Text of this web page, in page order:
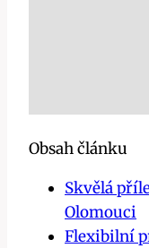
Obsah článku
Skvělá
Olomouci
Flexibilní